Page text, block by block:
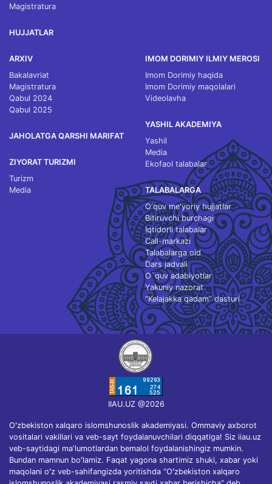
Magistratura
HUJJATLAR
ARXIV
Bakalavriat
Magistratura
Qabul 2024
Qabul 2025
JAHOLATGA QARSHI MARIFAT
ZIYORAT TURIZMI
Turizm
Media
IMOM DORIMIY ILMIY MEROSI
Imom Dorimiy haqida
Imom Dorimiy maqolalari
Videolavha
YASHIL AKADEMIYA
Yashil
Media
Ekofaol talabalar
TALABALARGA
O‘quv me'yoriy hujjatlar
Bitiruvchi burchagi
Iqtidorli talabalar
Call-markazi
Talabalarga oid
Dars jadvali
O`quv adabiyotlar
Yakuniy nazorat
“Kelajakka qadam” dasturi
IIAU.UZ @2026
Oʻzbekiston xalqaro islomshunoslik akademiyasi. Ommaviy axborot
vositalari vakillari va veb-sayt foydalanuvchilari diqqatiga! Siz iiau.uz
veb-saytidagi maʼlumotlardan bemalol foydalanishingiz mumkin.
Bundan mamnun boʻlamiz. Faqat yagona shartimiz shuki, xabar yoki
maqolani oʻz veb-sahifangizda yoritishda “Oʻzbekiston xalqaro